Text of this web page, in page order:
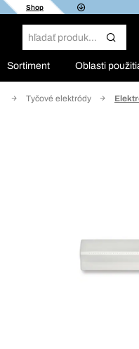
Shop
Sortiment Oblasti
Tyčové elektródy